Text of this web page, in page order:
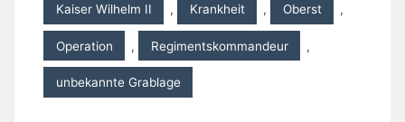
Kaiser Wilhelm II , Krankheit , Oberst ,
Operation , Regimentskommandeur ,
unbekannte Grablage